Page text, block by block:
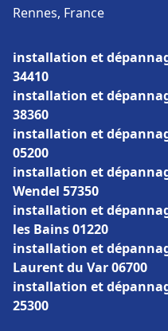
Rennes, France
installation et
34410
installation et
38360
installation et
05200
installation et
Wendel 57350
installation et
les Bains 01220
installation et
Laurent du Var 06700
installation et
25300